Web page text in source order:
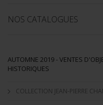
NOS CATALOGUES
AUTOMNE 2019 - VENTES
HISTORIQUES
COLLECTION JEAN-PIERRE